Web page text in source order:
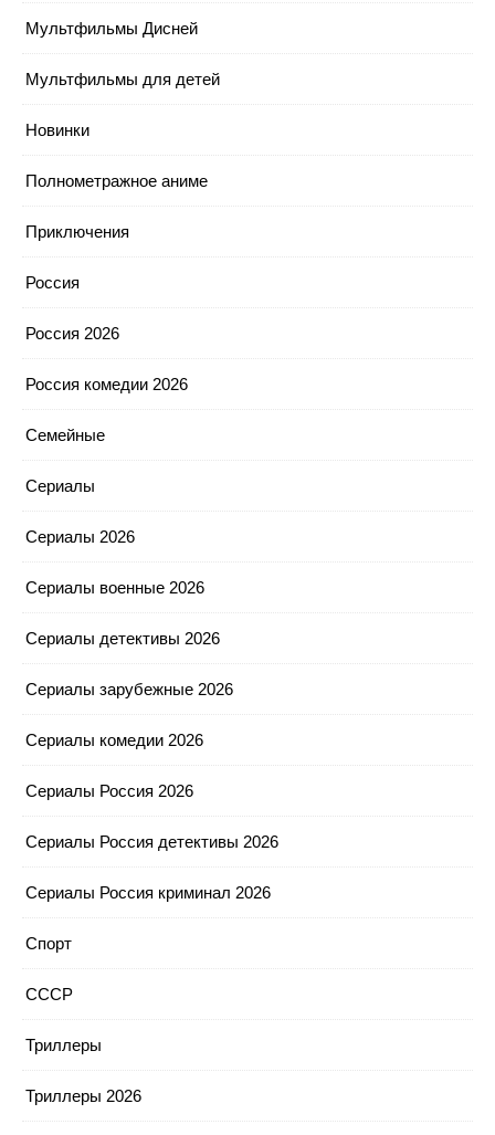
Мультфильмы Дисней
Мультфильмы для детей
Новинки
Полнометражное аниме
Приключения
Россия
Россия 2026
Россия комедии 2026
Семейные
Сериалы
Сериалы 2026
Сериалы военные 2026
Сериалы детективы 2026
Сериалы зарубежные 2026
Сериалы комедии 2026
Сериалы Россия 2026
Сериалы Россия детективы 2026
Сериалы Россия криминал 2026
Спорт
СССР
Триллеры
Триллеры 2026